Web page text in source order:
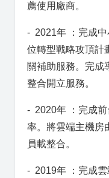
薦使用廠商。
- 2021年 ：完成
位轉型戰略攻頂計
關補助服務。完成
整合開立服務。
- 2020年 ：完成
率。將雲端主機房
員載整合。
- 2019年 ：完成